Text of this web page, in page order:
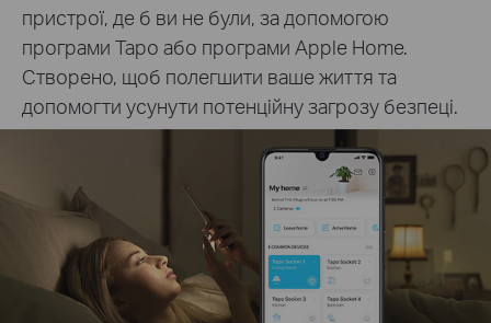
пристрої, де б ви не були, за допомогою
програми Tapo або програми Apple Home.
Створено, щоб полегшити ваше життя та
допомогти усунути потенційну загрозу безпеці.